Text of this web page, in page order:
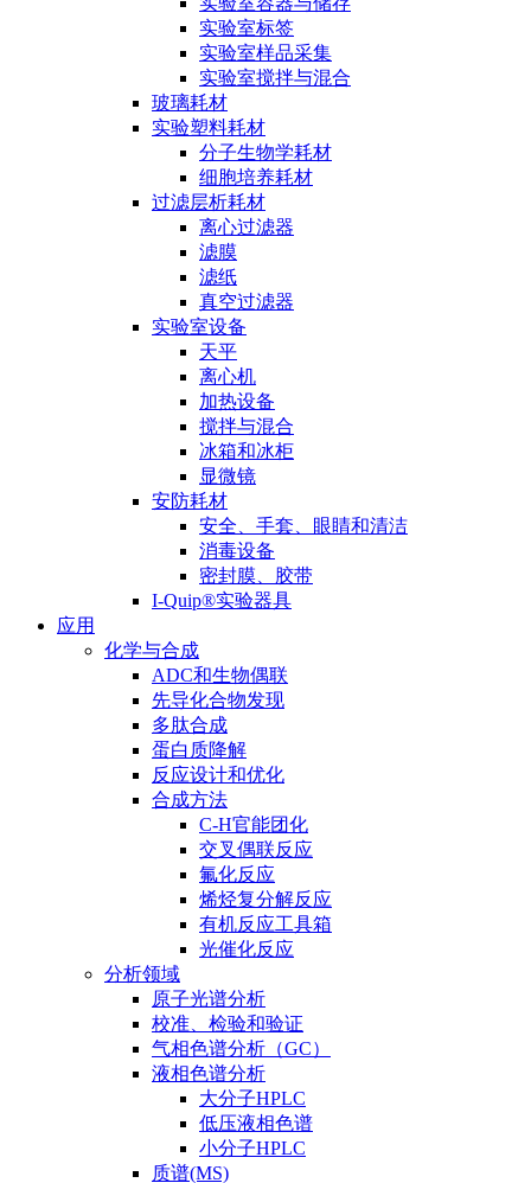
实验室标签
实验室样品采集
实验室搅拌与混合
玻璃耗材
实验塑料耗材
分子生物学耗材
细胞培养耗材
过滤层析耗材
离心过滤器
滤膜
滤纸
真空过滤器
实验室设备
天平
离心机
加热设备
搅拌与混合
冰箱和冰柜
显微镜
安防耗材
安全、手套、眼睛和清洁
消毒设备
密封膜、胶带
I-Quip®️实验器具
应用
化学与合成
ADC和生物偶联
先导化合物发现
多肽合成
蛋白质降解
反应设计和优化
合成方法
C-H官能团化
交叉偶联反应
氟化反应
烯烃复分解反应
有机反应工具箱
光催化反应
分析领域
原子光谱分析
校准、检验和验证
气相色谱分析（GC）
液相色谱分析
大分子HPLC
低压液相色谱
小分子HPLC
质谱(MS)